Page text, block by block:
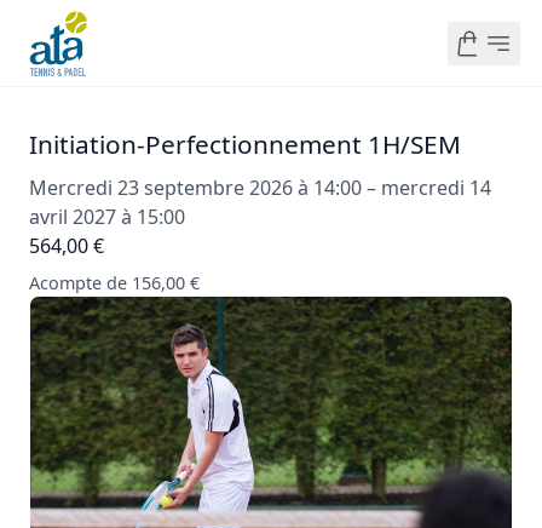
Initiation-Perfectionnement 1H/SEM
Mercredi 23 septembre 2026 à 14:00 – mercredi 14
avril 2027 à 15:00
564,00 €
Acompte de 156,00 €